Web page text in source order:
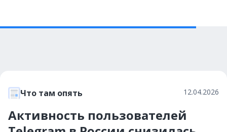
Что там опять 12.04.2026
Активность пользователей